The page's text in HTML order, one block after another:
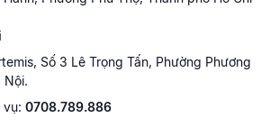
Số 3 Lê Trọng Tấn, Phường Phương
Nội.
vụ: 0708.789.886